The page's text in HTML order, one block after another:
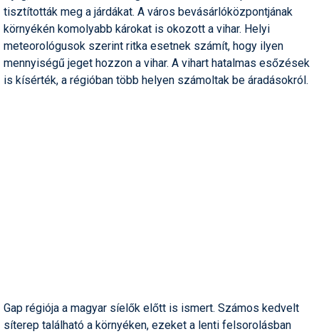
Humor
Hütte
Ingatlan
Pályázatok
tisztították meg a járdákat. A város bevásárlóközpontjának
környékén komolyabb károkat is okozott a vihar. Helyi
meteorológusok szerint ritka esetnek számít, hogy ilyen
mennyiségű jeget hozzon a vihar. A vihart hatalmas esőzések
is kísérték, a régióban több helyen számoltak be áradásokról.
Gap régiója a magyar síelők előtt is ismert. Számos kedvelt
síterep található a környéken, ezeket a lenti felsorolásban